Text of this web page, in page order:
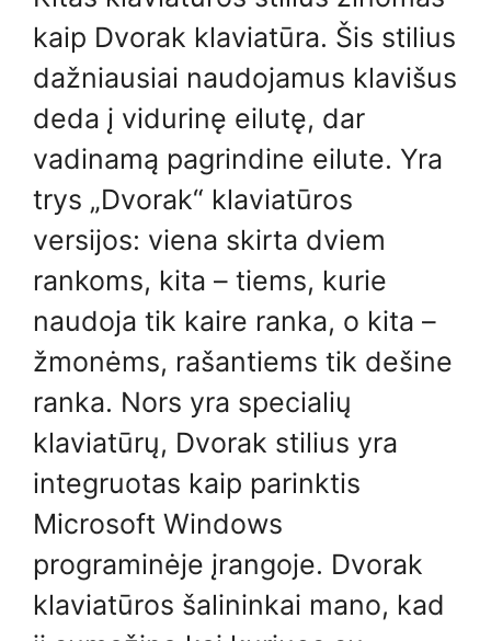
kaip Dvorak klaviatūra. Šis stilius
dažniausiai naudojamus klavišus
deda į vidurinę eilutę, dar
vadinamą pagrindine eilute. Yra
trys „Dvorak“ klaviatūros
versijos: viena skirta dviem
rankoms, kita – tiems, kurie
naudoja tik kaire ranka, o kita –
žmonėms, rašantiems tik dešine
ranka. Nors yra specialių
klaviatūrų, Dvorak stilius yra
integruotas kaip parinktis
Microsoft Windows
programinėje įrangoje. Dvorak
klaviatūros šalininkai mano, kad